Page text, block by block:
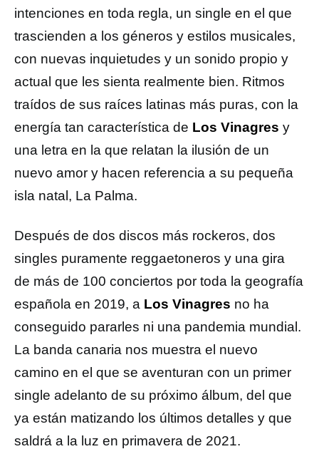
intenciones en toda regla, un single en el que
trascienden a los géneros y estilos musicales,
con nuevas inquietudes y un sonido propio y
actual que les sienta realmente bien. Ritmos
traídos de sus raíces latinas más puras, con la
energía tan característica de Los Vinagres y
una letra en la que relatan la ilusión de un
nuevo amor y hacen referencia a su pequeña
isla natal, La Palma.
Después de dos discos más rockeros, dos
singles puramente reggaetoneros y una gira
de más de 100 conciertos por toda la geografía
española en 2019, a Los Vinagres no ha
conseguido pararles ni una pandemia mundial.
La banda canaria nos muestra el nuevo
camino en el que se aventuran con un primer
single adelanto de su próximo álbum, del que
ya están matizando los últimos detalles y que
saldrá a la luz en primavera de 2021.